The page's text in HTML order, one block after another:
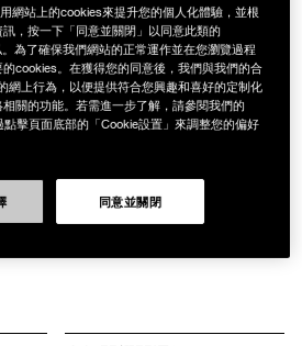
NT$2,150
網站上的cookies來提升您的個人化體驗，並根
，按一下「同意並關閉」以同意此類的
為了確保我們網站的正常運作並在您瀏覽過程
cookies。在獲得您的同意後，我們與我們的合
網上行為，以便提供符合您興趣和喜好的定制化
關的功能。若需進一步了解，請參閱我們的
擊頁面底部的「Cookie設置」來調整您的偏好
同意並關閉